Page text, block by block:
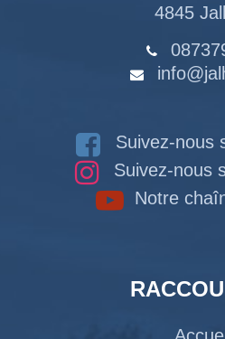
4845
Suivez-nous
Suivez-nous
Notre